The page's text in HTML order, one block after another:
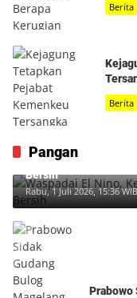
Berita
Berita
Pangan
Waspadai El Nino,
Bersih
Rabu, 1 Juli 2026, 15:36 WIB
Prabowo